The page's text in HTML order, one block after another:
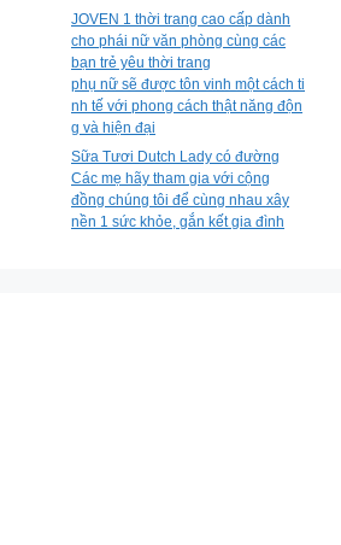
JOVEN 1 thời trang cao cấp dành
cho phái nữ văn phòng cùng các
bạn trẻ yêu thời trang
phụ nữ sẽ được tôn vinh một cách ti
nh tế với phong cách thật năng độn
g và hiện đại
Sữa Tươi Dutch Lady có đường
Các mẹ hãy tham gia với cộng
đồng chúng tôi để cùng nhau xây
nền 1 sức khỏe, gắn kết gia đình